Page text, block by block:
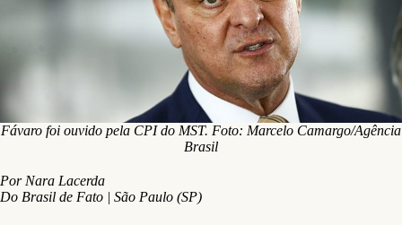
Fávaro foi ouvido pela CPI do MST. Foto: Marcelo Camargo/Agência
Brasil
Por Nara Lacerda
Do Brasil de Fato | São Paulo (SP)